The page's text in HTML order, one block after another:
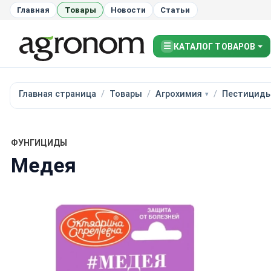
Главная Товары Новости Статьи
☰ КАТАЛОГ ТОВАРОВ
Главная страница Товары Агрохимия
ФУНГИЦИДЫ
Медея